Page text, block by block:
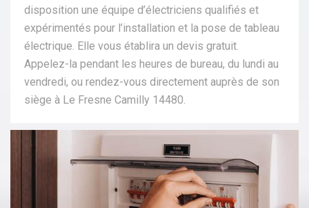
disposition une équipe d’électriciens qualifiés et
expérimentés pour l’installation et la pose de tableau
électrique. Elle vous établira un devis gratuit.
Appelez-la pendant les heures de bureau, du lundi au
vendredi, ou rendez-vous directement auprès de son
siège à Le Fresne Camilly 14480.